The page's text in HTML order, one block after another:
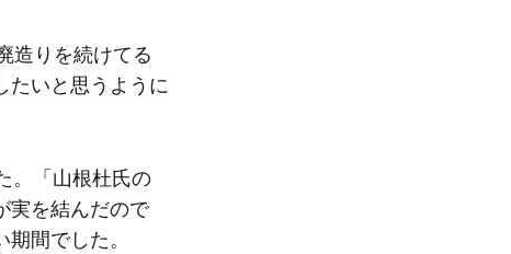
造りを続けてる
たいと思うように
。「山根杜氏の
実を結んだので
間でした。